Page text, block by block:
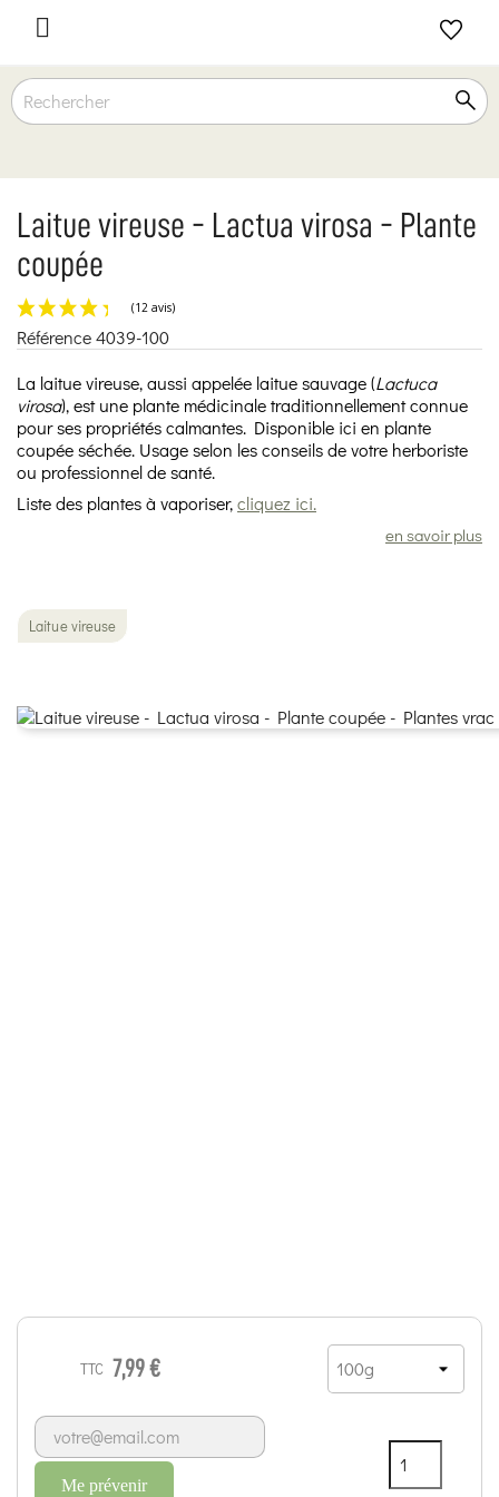

Laitue vireuse - Lactua virosa - Plante
coupée
Référence4039-100
La laitue vireuse, aussi appelée laitue sauvage (Lactuca
virosa), est une plante médicinale traditionnellement connue
pour ses propriétés calmantes. Disponible ici en plante
coupée séchée. Usage selon les conseils de votre herboriste
ou professionnel de santé.
Liste des plantes à vaporiser,cliquez ici.
en savoir plus
Laitue vireuse
TTC 7,99 €
Me prévenir